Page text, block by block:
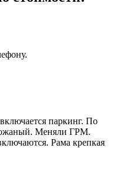
паркинг. По
Меняли ГРМ.
Рама крепкая